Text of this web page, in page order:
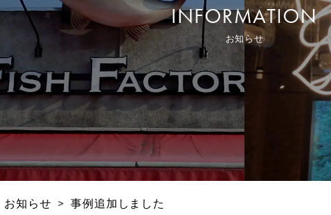
INFORMATION
お知らせ
お知らせ >事例追加しました